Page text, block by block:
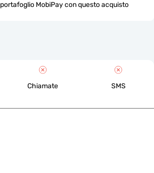
MobiPay con questo acquisto
Chiamate SMS